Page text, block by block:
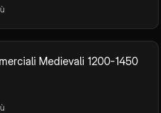
Medievali 1200-1450